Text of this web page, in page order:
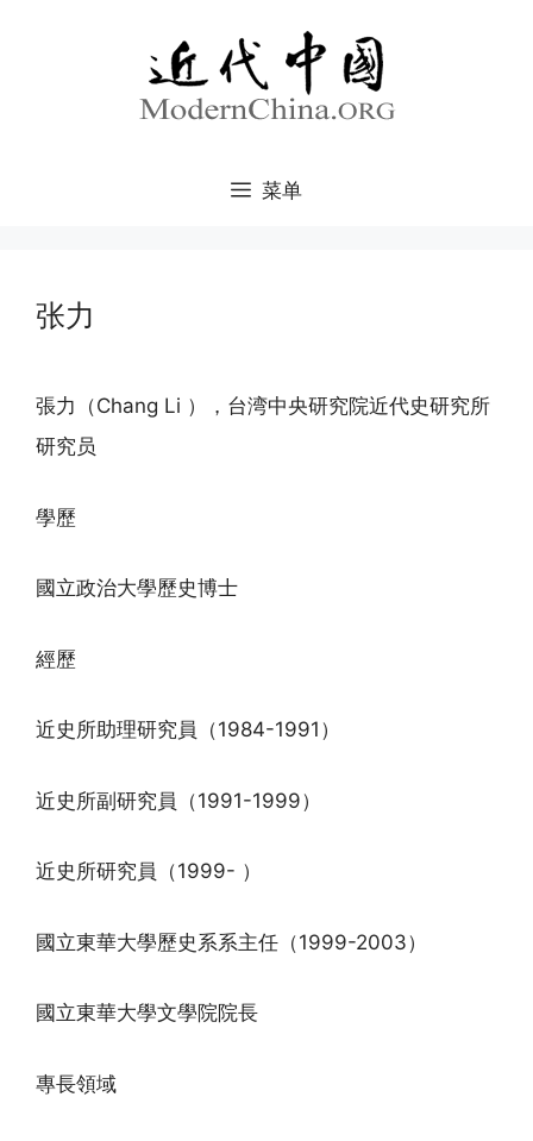
菜单
张力
張力（Chang Li ），台湾中央研究院近代史研究所
研究员
學歷
國立政治大學歷史博士
經歷
近史所助理研究員（1984-1991）
近史所副研究員（1991-1999）
近史所研究員（1999- ）
國立東華大學歷史系系主任（1999-2003）
國立東華大學文學院院長
專長領域